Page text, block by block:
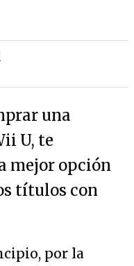
una
U, te
mejor opción
títulos con
por la